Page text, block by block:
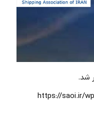
https://saoi.ir/